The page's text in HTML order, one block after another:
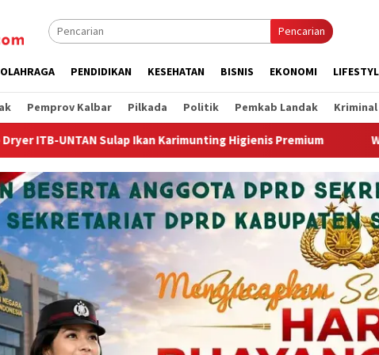
Pencarian
OLAHRAGA PENDIDIKAN KESEHATAN BISNIS EKONOMI
Pemprov Kalbar Pilkada Politik Pemkab Landak Kriminal
Higienis Premium Wagub Krisantus Kedatangan